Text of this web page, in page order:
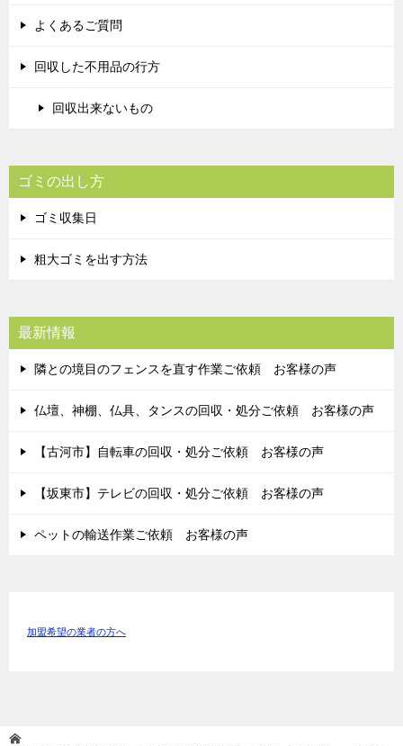
よくあるご質問
回収した不用品の行方
回収出来ないもの
ゴミの出し方
ゴミ収集日
粗大ゴミを出す方法
最新情報
隣との境目のフェンスを直す作業ご依頼 お客様の声
仏壇、神棚、仏具、タンスの回収・処分ご依頼 お客様の声
【古河市】自転車の回収・処分ご依頼 お客様の声
【坂東市】テレビの回収・処分ご依頼 お客様の声
ペットの輸送作業ご依頼 お客様の声
加盟希望の業者の方へ